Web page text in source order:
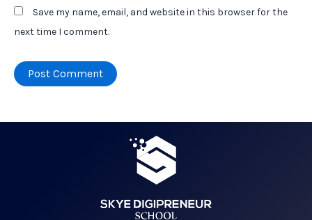
Save my name, email, and website in this browser for the
next time I comment.